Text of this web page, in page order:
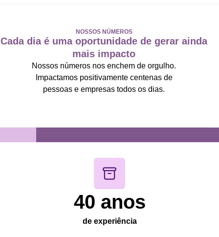
NOSSOS NÚMEROS
Cada dia é uma oportunidade de gerar ainda
mais impacto
Nossos números nos enchem de orgulho.
Impactamos positivamente centenas de
pessoas e empresas todos os dias.
de experiência
40 anos